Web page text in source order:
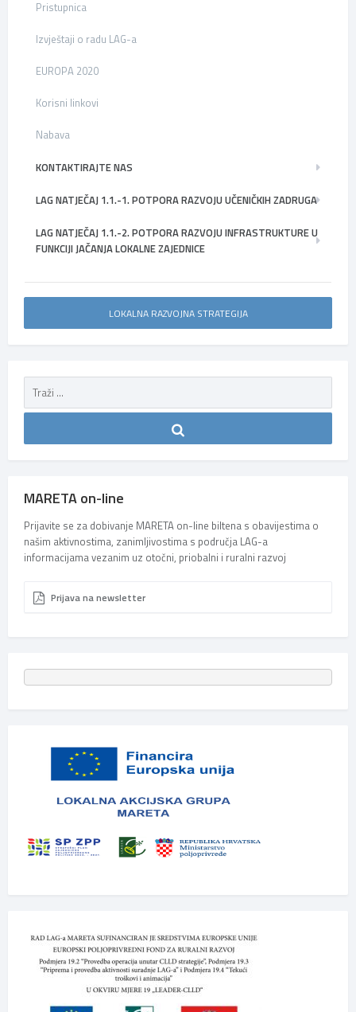
Pristupnica
Izvještaji o radu LAG-a
EUROPA 2020
Korisni linkovi
Nabava
KONTAKTIRAJTE NAS
LAG NATJEČAJ 1.1.-1. POTPORA RAZVOJU UČENIČKIH ZADRUGA
LAG NATJEČAJ 1.1.-2. POTPORA RAZVOJU INFRASTRUKTURE U
FUNKCIJI JAČANJA LOKALNE ZAJEDNICE
LOKALNA RAZVOJNA STRATEGIJA
MARETA on-line
Prijavite se za dobivanje MARETA on-line biltena s obavijestima o
našim aktivnostima, zanimljivostima s područja LAG-a
informacijama vezanim uz otočni, priobalni i ruralni razvoj
Prijava na newsletter